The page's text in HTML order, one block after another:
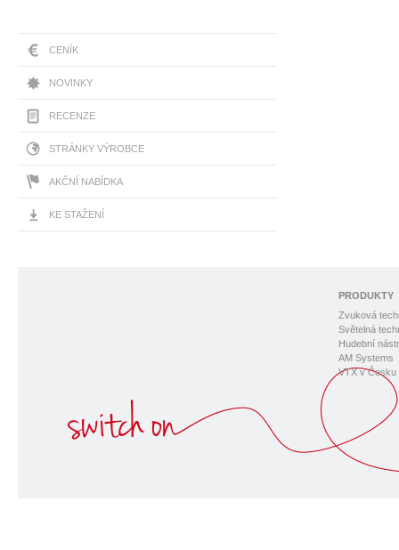
CENÍK
NOVINKY
RECENZE
STRÁNKY VÝROBCE
AKČNÍ NABÍDKA
KE STAŽENÍ
PRODUKTY
Zvuková
Světelná
Hudební
AM Systems
VTX v Česku